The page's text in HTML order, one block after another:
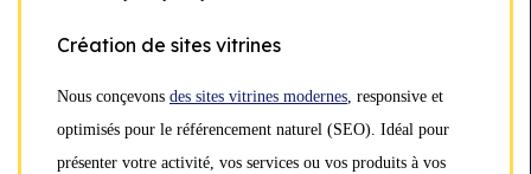
Création de sites vitrines
Nous conçevons des sites vitrines modernes, responsive et
optimisés pour le référencement naturel (SEO). Idéal pour
présenter votre activité, vos services ou vos produits à vos